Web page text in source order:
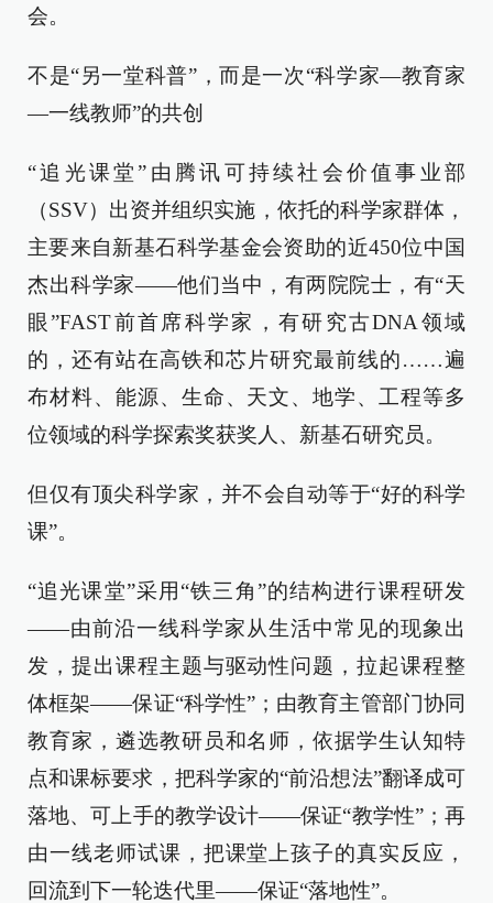
会。
不是“另一堂科普”，而是一次“科学家—教育家
—一线教师”的共创
“追光课堂”由腾讯可持续社会价值事业部
（SSV）出资并组织实施，依托的科学家群体，
主要来自新基石科学基金会资助的近450位中国
杰出科学家——他们当中，有两院院士，有“天
眼”FAST前首席科学家，有研究古DNA领域
的，还有站在高铁和芯片研究最前线的……遍
布材料、能源、生命、天文、地学、工程等多
位领域的科学探索奖获奖人、新基石研究员。
但仅有顶尖科学家，并不会自动等于“好的科学
课”。
“追光课堂”采用“铁三角”的结构进行课程研发
——由前沿一线科学家从生活中常见的现象出
发，提出课程主题与驱动性问题，拉起课程整
体框架——保证“科学性”；由教育主管部门协同
教育家，遴选教研员和名师，依据学生认知特
点和课标要求，把科学家的“前沿想法”翻译成可
落地、可上手的教学设计——保证“教学性”；再
由一线老师试课，把课堂上孩子的真实反应，
回流到下一轮迭代里——保证“落地性”。